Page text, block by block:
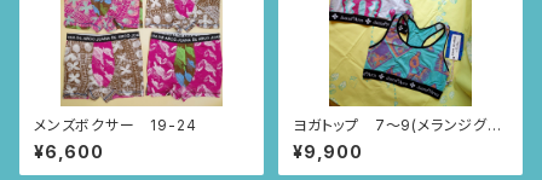
メンズボクサー 19-24
¥6,600
ヨガトップ 7〜9(メランジグレ
ー・水色/ポンチパンチ柄)
¥9,900